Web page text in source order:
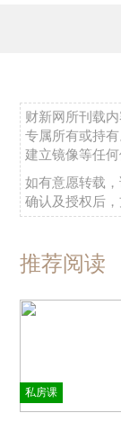
财新网所刊载
专属所有或持
建立镜像等任何
如有意愿转载
确认及授权后，
推荐阅读
私房课